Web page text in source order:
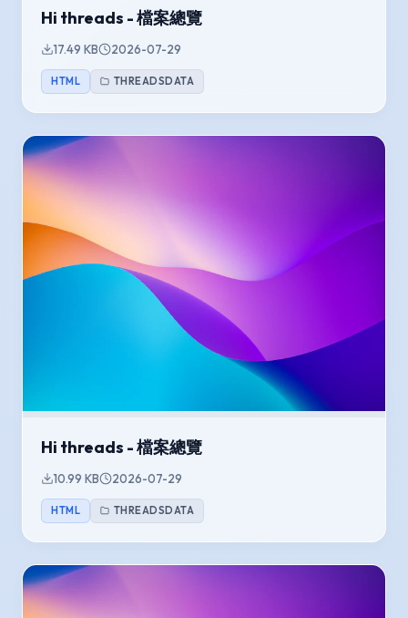
Hi threads - 檔案總覽
17.49 KB 2026-07-29
HTML THREADSDATA
Hi threads - 檔案總覽
10.99 KB 2026-07-29
HTML THREADSDATA